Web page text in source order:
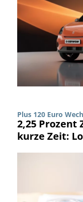
Plus 120 Euro
2,25 Prozent
kurze Zeit: